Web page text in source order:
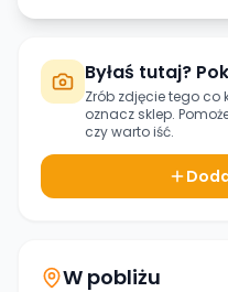
Byłaś tutaj?
Zrób zdjęcie tego co
oznacz sklep.
czy warto iść.
W pobliżu